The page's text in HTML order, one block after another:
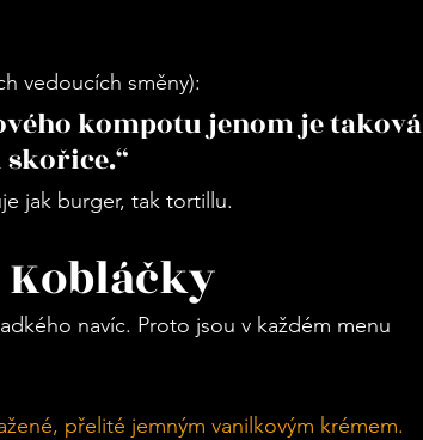
vedoucích směny):
kompotu jenom je taková
jak burger, tak tortillu.
Kobláčky
navíc. Proto jsou v každém menu
přelité jemným vanilkovým krémem.